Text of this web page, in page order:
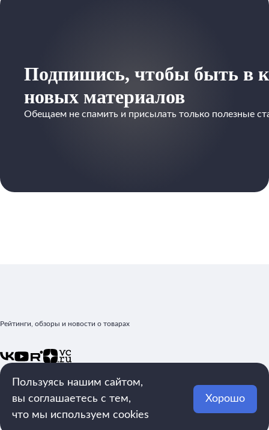
Подпишись, чтобы быть в
новых материалов
Обещаем не спамить и присылать только полезные
Рейтинги, обзоры и новости о товарах
mega.rating@yandex.ru
Рейтинги
Реклама
Пользуясь нашим сайтом,
вы соглашаетесь с тем,
что мы используем cookies
Хорошо